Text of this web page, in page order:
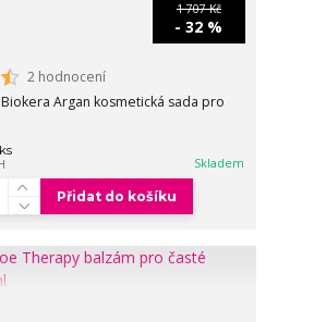
1 707 Kč
- 32 %
2 hodnocení
Argan kosmetická sada pro
ks
Skladem
Přidat do košíku